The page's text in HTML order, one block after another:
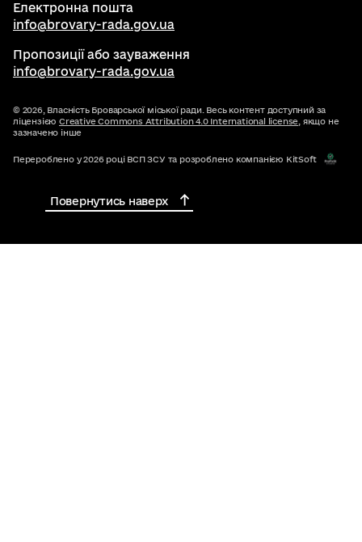
Електронна пошта
info@brovary-rada.gov.ua
Пропозиції або зауваження
info@brovary-rada.gov.ua
© 2026, Власність Броварської міської ради. Весь контент доступний за
ліцензією Creative Commons Attribution 4.0 International license , якщо не
зазначено інше
Перероблено у 2026 році ВСП ЗСУ та розроблено компанією KitSoft
Повернутись наверх